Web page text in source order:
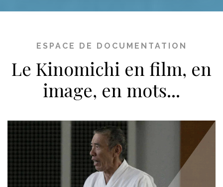
ESPACE DE DOCUMENTATION
Le Kinomichi en film, en
image, en mots...